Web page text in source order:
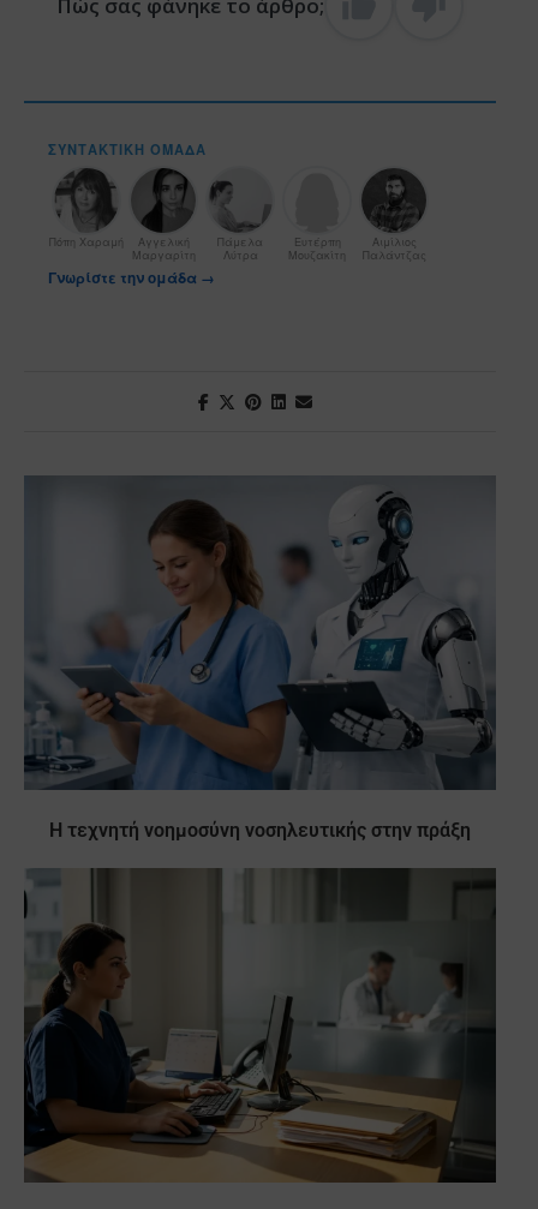
ΣΥΝΤΑΚΤΙΚΉ ΟΜΆΔΑ
Πόπη Χαραμή
Αγγελική
Μαργαρίτη
Πάμελα
Λύτρα
Ευτέρπη
Μουζακίτη
Αιμίλιος
Παλάντζας
Γνωρίστε την ομάδα →
Η τεχνητή νοημοσύνη νοσηλευτικής στην πράξη